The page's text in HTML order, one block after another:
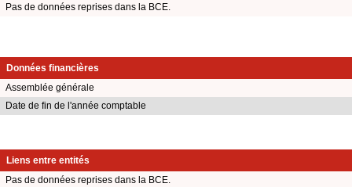
Pas de données reprises dans la BCE.
Données financières
Assemblée générale
Date de fin de l'année comptable
Liens entre entités
Pas de données reprises dans la BCE.